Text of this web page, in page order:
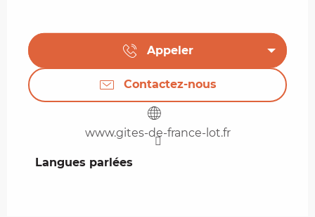
Appeler
Contactez-nous
www.gites-de-france-lot.fr
Langues parlées
Langues parlées